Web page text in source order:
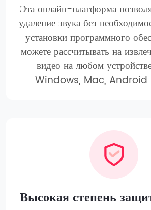
Эта онлайн-платформа
удаление звука без
установки программного
можете рассчитывать на
видео на любом
Windows, Mac, Android
Высокая степень